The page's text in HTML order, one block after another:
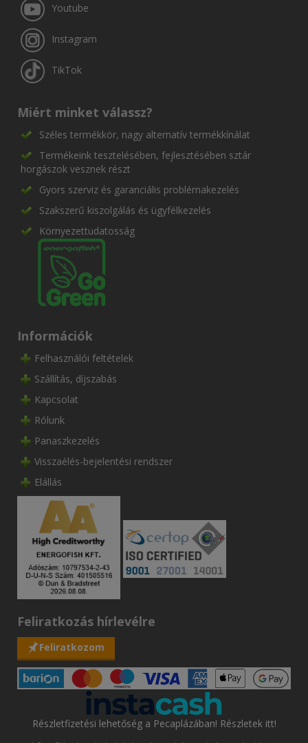
Youtube
Instagram
TikTok
Miért minket válassz?
Széles termékkör, nagy alternatív termékkínálat
Termékeink tesztelésében, fejlesztésében sztár
horgászok vesznek részt
Gyors szerviz és garanciális problémakezelés
Szakszerű kiszolgálás és ügyfélkezelés
Környezettudatosság
Információk
Felhasználói feltételek
Szállítás, díjszabás
Kapcsolat
Rólunk
Panaszkezelés
Visszaélés-bejelentési rendszer
Elállás
Feliratkozás hírlevélre
Feliratkozom
Részletfizetési lehetőség a Pecaplázában! Részletek itt!